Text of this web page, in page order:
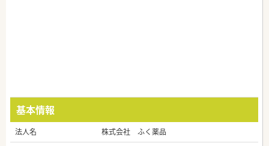
基本情報
法人名
株式会社 ふく薬品